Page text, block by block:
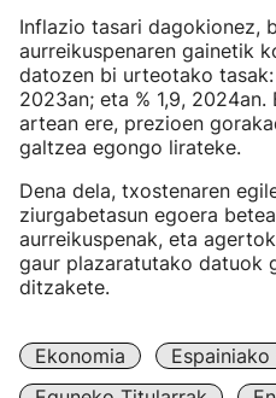
Inflazio tasari dagokionez,
aurreikuspenaren gainetik
datozen bi urteotako tasak:
2023an; eta % 1,9,
artean ere, prezioen
galtzea egongo lirateke.
Dena dela, txostenaren
ziurgabetasun egoera
aurreikuspenak, eta
gaur plazaratutako datuok
ditzakete.
Ekonomia Espainiako